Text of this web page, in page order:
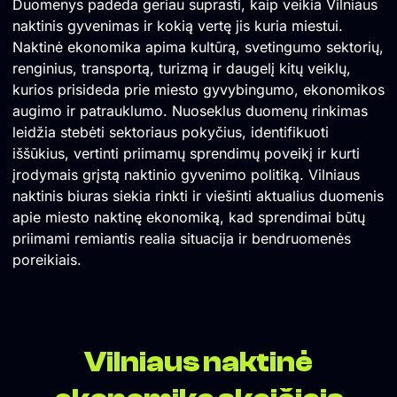
Duomenys padeda geriau suprasti, kaip veikia Vilniaus
naktinis gyvenimas ir kokią vertę jis kuria miestui.
Naktinė ekonomika apima kultūrą, svetingumo sektorių,
renginius, transportą, turizmą ir daugelį kitų veiklų,
kurios prisideda prie miesto gyvybingumo, ekonomikos
augimo ir patrauklumo. Nuoseklus duomenų rinkimas
leidžia stebėti sektoriaus pokyčius, identifikuoti
iššūkius, vertinti priimamų sprendimų poveikį ir kurti
įrodymais grįstą naktinio gyvenimo politiką. Vilniaus
naktinis biuras siekia rinkti ir viešinti aktualius duomenis
apie miesto naktinę ekonomiką, kad sprendimai būtų
priimami remiantis realia situacija ir bendruomenės
poreikiais.
Vilniaus naktinė